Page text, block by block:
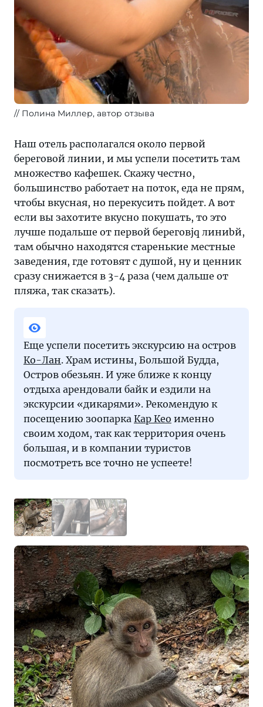
Полина Миллер, автор отзыва
Наш отель располагался около первой
береговой линии, и мы успели посетить там
множество кафешек. Скажу честно,
большинство работает на поток, еда не прям,
чтобы вкусная, но перекусить пойдет. А вот
если вы захотите вкусно покушать, то это
лучше подальше от первой береговjq линиbй,
там обычно находятся старенькие местные
заведения, где готовят с душой, ну и ценник
сразу снижается в 3-4 раза (чем дальше от
пляжа, так сказать).
Еще успели посетить экскурсию на остров
Ко-Лан. Храм истины, Большой Будда,
Остров обезьян. И уже ближе к концу
отдыха арендовали байк и ездили на
экскурсии «дикарями». Рекомендую к
посещению зоопарка Кар Кео именно
своим ходом, так как территория очень
большая, и в компании туристов
посмотреть все точно не успеете!